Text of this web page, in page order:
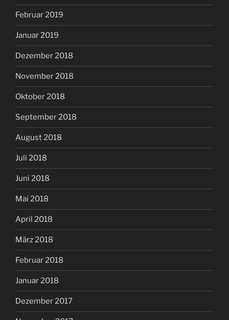
Februar 2019
Januar 2019
Dezember 2018
November 2018
Oktober 2018
September 2018
August 2018
Juli 2018
Juni 2018
Mai 2018
April 2018
März 2018
Februar 2018
Januar 2018
Dezember 2017